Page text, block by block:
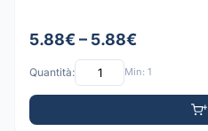
5.88€ – 5.88€
Quantità: Min: 1